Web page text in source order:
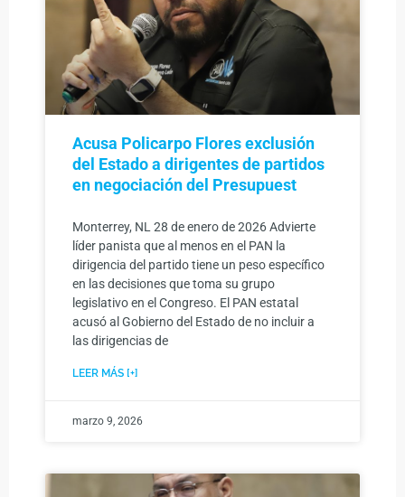
Acusa Policarpo Flores exclusión
del Estado a dirigentes de partidos
en negociación del Presupuest
Monterrey, NL 28 de enero de 2026 Advierte
líder panista que al menos en el PAN la
dirigencia del partido tiene un peso específico
en las decisiones que toma su grupo
legislativo en el Congreso. El PAN estatal
acusó al Gobierno del Estado de no incluir a
las dirigencias de
LEER MÁS [+]
marzo 9, 2026